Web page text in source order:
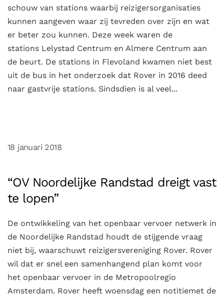
schouw van stations waarbij reizigersorganisaties
kunnen aangeven waar zij tevreden over zijn en wat
er beter zou kunnen. Deze week waren de
stations Lelystad Centrum en Almere Centrum aan
de beurt. De stations in Flevoland kwamen niet best
uit de bus in het onderzoek dat Rover in 2016 deed
naar gastvrije stations. Sindsdien is al veel...
18 januari 2018
“OV Noordelijke Randstad dreigt vast
te lopen”
De ontwikkeling van het openbaar vervoer netwerk in
de Noordelijke Randstad houdt de stijgende vraag
niet bij, waarschuwt reizigersvereniging Rover. Rover
wil dat er snel een samenhangend plan komt voor
het openbaar vervoer in de Metropoolregio
Amsterdam. Rover heeft woensdag een notitiemet de